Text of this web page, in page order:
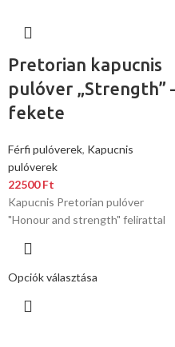
Pretorian kapucnis
pulóver „Strength”
fekete
Férfi pulóverek, Kapucnis
pulóverek
22500Ft
Kapucnis Pretorian pulóver
"Honour and strength" felirattal
Opciók választása